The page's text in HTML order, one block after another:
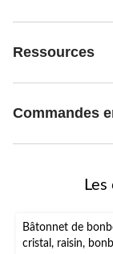
Ressources
Commandes
Bâtonnet de
cristal, raisin,